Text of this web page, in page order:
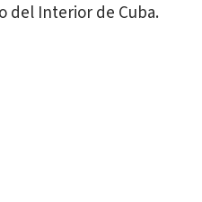
del Interior de Cuba.